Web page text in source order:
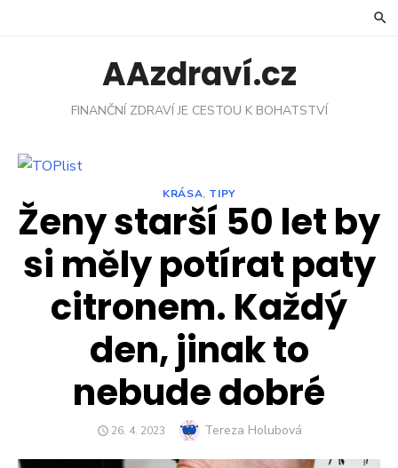
AAzdraví.cz
FINANČNÍ ZDRAVÍ JE CESTOU K BOHATSTVÍ
KRÁSA, TIPY
Ženy starší 50 let by
si měly potírat paty
citronem. Každý
den, jinak to
nebude dobré
POSTED
26. 4. 2023 Author
Tereza Holubová